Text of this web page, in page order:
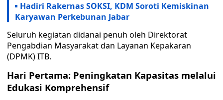
Hadiri Rakernas SOKSI, KDM Soroti Kemiskinan
Karyawan Perkebunan Jabar
Seluruh kegiatan didanai penuh oleh Direktorat
Pengabdian Masyarakat dan Layanan Kepakaran
(DPMK) ITB.
Hari Pertama: Peningkatan Kapasitas melalui
Edukasi Komprehensif